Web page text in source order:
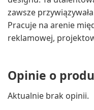
zawsze
Pracuje na arenie
reklamowej,
Opinie o
Aktualnie brak opinii.